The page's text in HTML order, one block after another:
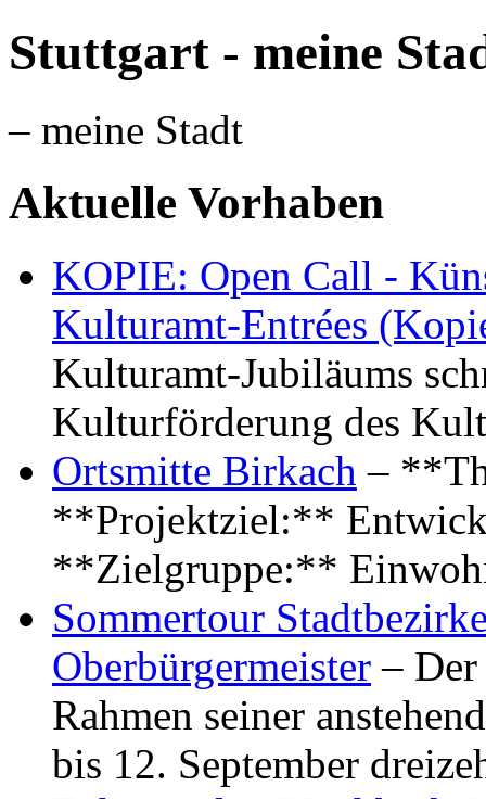
Stuttgart - meine
– meine Stadt
Aktuelle Vorhaben
KOPIE: Open Call -
Kulturamt-Entrées
Kulturamt-Jubiläums
Kulturförderung des
Ortsmitte Birkach –
**Projektziel:**
**Zielgruppe:**
Sommertour
Oberbürgermeister –
Rahmen seiner
bis 12. September